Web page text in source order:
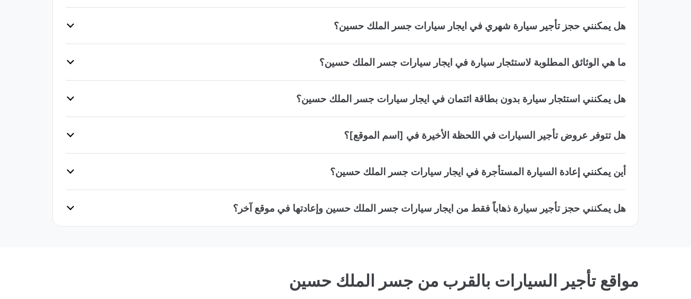
هل يمكنني حجز تأجير سيارة شهري في ايجار سيارات جسر الملك حسين؟
ما هي الوثائق المطلوبة لاستئجار سيارة في ايجار سيارات جسر الملك حسين؟
هل يمكنني استئجار سيارة بدون بطاقة ائتمان في ايجار سيارات جسر الملك حسين؟
هل تتوفر عروض تأجير السيارات في اللحظة الأخيرة في [اسم الموقع]؟
أين يمكنني إعادة السيارة المستأجرة في ايجار سيارات جسر الملك حسين؟
هل يمكنني حجز تأجير سيارة ذهاباً فقط من ايجار سيارات جسر الملك حسين وإعادتها في موقع آخر؟
مواقع تأجير السيارات بالقرب من جسر الملك حسين